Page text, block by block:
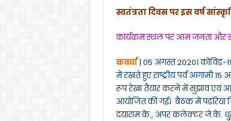
स्वतंत्रता दिवस पर इस वर्ष
कार्यक्रम स्थल पर आम जनता और
कवर्धा| 05 अगस्त 2020। कोविड-
में रखते हुए राष्ट्रीय पर्व आगामी
रूप रेखा तैयार करने में सुझाव एवं
आयोजित की गई। बैठक में पंडरिया
दयाराम के., अपर कलेक्टर जे.के.